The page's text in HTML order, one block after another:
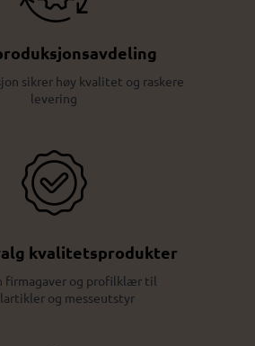
sikrer høy kvalitet og raskere
levering
kvalitetsprodukter
firmagaver og profilklær til
og messeutstyr